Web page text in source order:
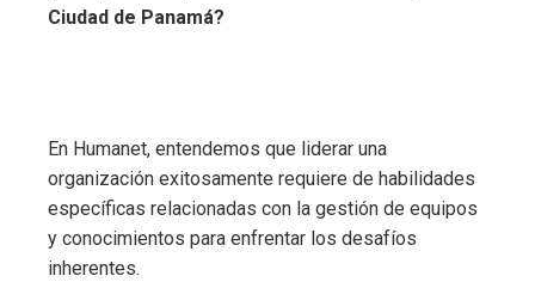
Ciudad de Panamá?
En Humanet, entendemos que liderar una
organización exitosamente requiere de habilidades
específicas relacionadas con la gestión de equipos
y conocimientos para enfrentar los desafíos
inherentes.